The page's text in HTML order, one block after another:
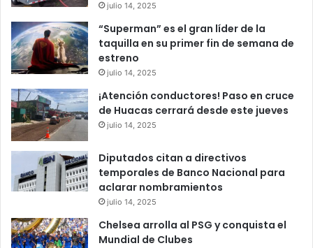
julio 14, 2025
“Superman” es el gran líder de la
taquilla en su primer fin de semana de
estreno
julio 14, 2025
¡Atención conductores! Paso en cruce
de Huacas cerrará desde este jueves
julio 14, 2025
Diputados citan a directivos
temporales de Banco Nacional para
aclarar nombramientos
julio 14, 2025
Chelsea arrolla al PSG y conquista el
Mundial de Clubes